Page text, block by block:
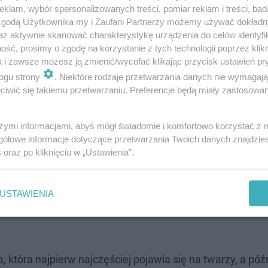
surowe wychowanie!
chłonnych
która najpierw najczęściej pojawia się na twarzy, a
wybór spersonalizowanych treści, pomiar reklam i treści,
Użytkownika my i Zaufani Partnerzy możemy używać
aktywnie skanować charakterystykę urządzenia do celów
prosimy o zgodę na korzystanie z tych technologii poprzez
i zawsze możesz ją zmienić/wycofać klikając przycisk ustawień
strony
. Niektóre rodzaje przetwarzania danych nie
się takiemu przetwarzaniu. Preferencje będą miały
informacjami, abyś mógł świadomie i komfortowo korzystać z
informacje dotyczące przetwarzania Twoich danych
oraz po kliknięciu w „Ustawienia”.
USTAWIENIA